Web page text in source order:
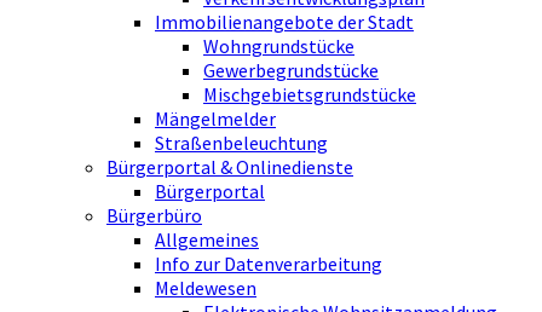
Immobilienangebote der Stadt
Wohngrundstücke
Gewerbegrundstücke
Mischgebietsgrundstücke
Mängelmelder
Straßenbeleuchtung
Bürgerportal & Onlinedienste
Bürgerportal
Bürgerbüro
Allgemeines
Info zur Datenverarbeitung
Meldewesen